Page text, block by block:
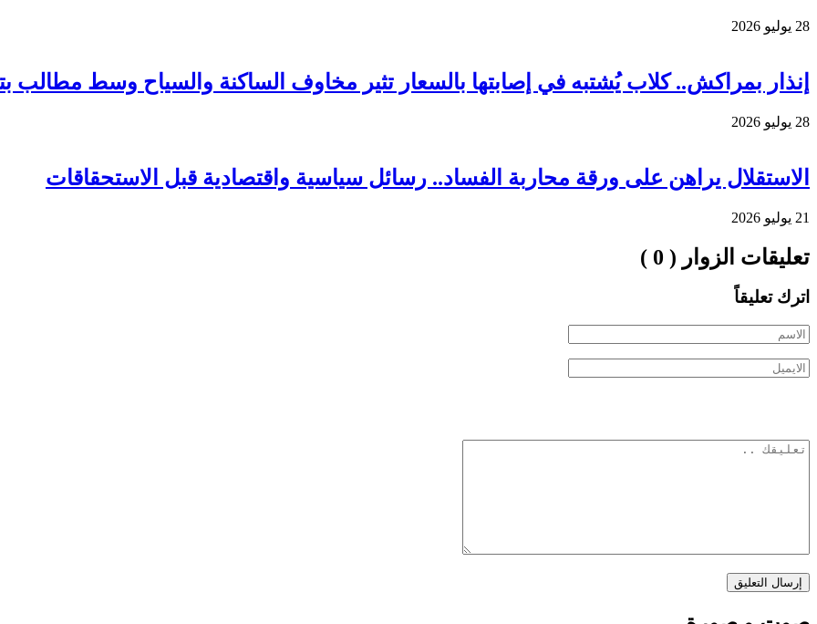
28 يوليو 2026
إنذار بمراكش.. كلاب يُشتبه في إصابتها بالسعار تثير مخاوف الساكنة والسياح وسط مطالب
28 يوليو 2026
الاستقلال يراهن على ورقة محاربة الفساد.. رسائل سياسية واقتصادية قبل الاستحقاقات
21 يوليو 2026
تعليقات الزوار ( 0 )
اترك تعليقاً